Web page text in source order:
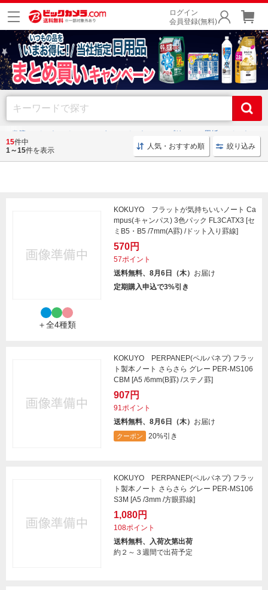
ログイン
会員登録(無料)
・書籍 ノート・メモ・ファイル ノート・ルーズリーフ・用紙 ノート
ノート
15件中
1～15件を表示 人気・おすすめ順 絞り込み
＋全4種類
KOKUYO フラットが気持ちいいノート Ca
mpus(キャンパス) 3色パック FL3CATX3 [セ
ミB5・B5 /7mm(A罫) /ドット入り罫線]
570円
57ポイント
送料無料、8月6日（木） お届け
定期購入申込で3%引き
KOKUYO PERPANEP(ペルパネプ) フラッ
ト製本ノート さらさら グレー PER-MS106
CBM [A5 /6mm(B罫) /ステノ罫]
907円
91ポイント
送料無料、8月6日（木） お届け
クーポン 20%引き
KOKUYO PERPANEP(ペルパネプ) フラッ
ト製本ノート さらさら グレー PER-MS106
S3M [A5 /3mm /方眼罫線]
1,080円
108ポイント
送料無料、入荷次第出荷
約２～３週間で出荷予定